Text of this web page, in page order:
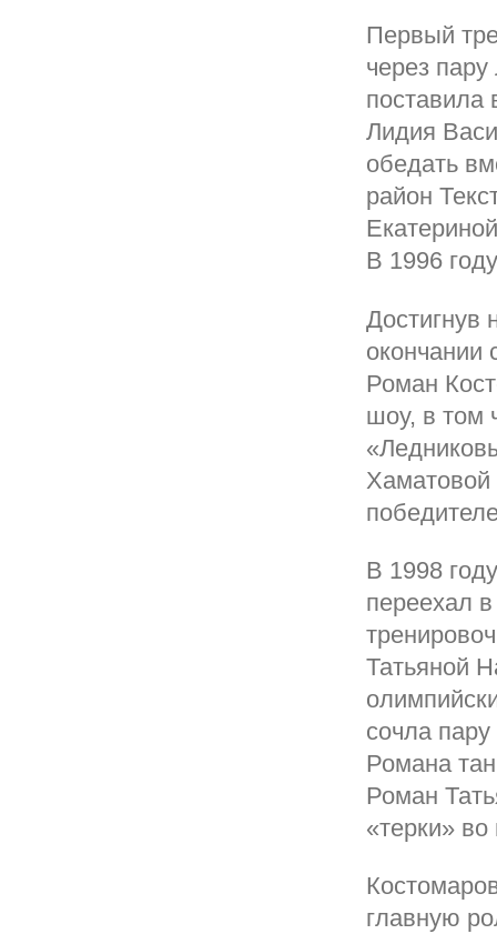
Первый
через
поставила
Лидия
обедать
район
В 1996
Достигнув
окончании
Роман
шоу, в том
Хаматовой
В 1998
переехал
Татьяной
сочла
Романа
Роман
«терки»
главную